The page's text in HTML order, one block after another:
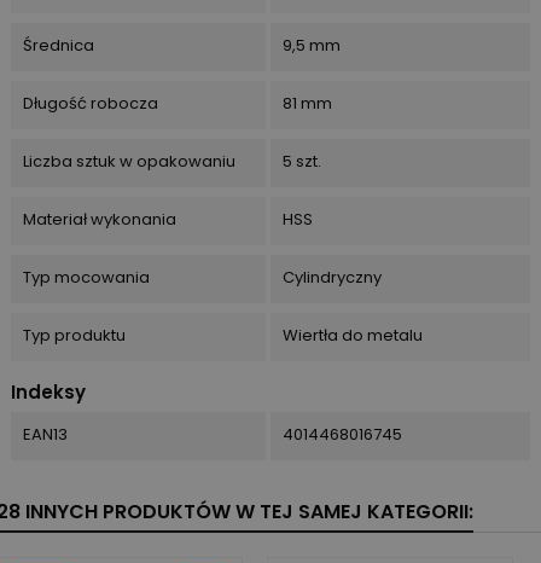
Średnica 9,5 mm
Długość robocza 81 mm
Liczba sztuk w opakowaniu 5 szt.
Materiał wykonania HSS
Typ mocowania Cylindryczny
Typ produktu Wiertła do metalu
Indeksy
EAN13 4014468016745
INNYCH PRODUKTÓW W TEJ SAMEJ KATEGORII: